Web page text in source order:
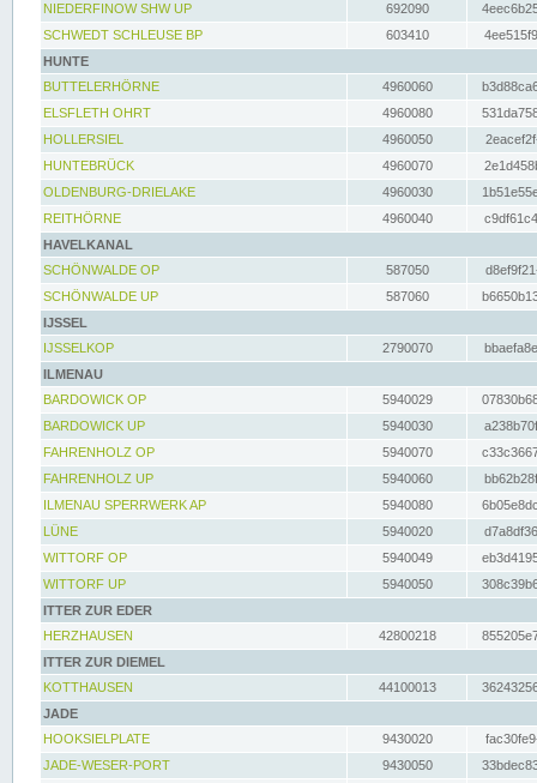
NIEDERFINOW SHW UP
692090
SCHWEDT SCHLEUSE BP
603410
HUNTE
BUTTELERHÖRNE
4960060
ELSFLETH OHRT
4960080
HOLLERSIEL
4960050
HUNTEBRÜCK
4960070
OLDENBURG-DRIELAKE
4960030
REITHÖRNE
4960040
HAVELKANAL
SCHÖNWALDE OP
587050
SCHÖNWALDE UP
587060
IJSSEL
IJSSELKOP
2790070
ILMENAU
BARDOWICK OP
5940029
BARDOWICK UP
5940030
FAHRENHOLZ OP
5940070
FAHRENHOLZ UP
5940060
ILMENAU SPERRWERK AP
5940080
LÜNE
5940020
WITTORF OP
5940049
WITTORF UP
5940050
ITTER ZUR EDER
HERZHAUSEN
42800218
ITTER ZUR DIEMEL
KOTTHAUSEN
44100013
JADE
HOOKSIELPLATE
9430020
JADE-WESER-PORT
9430050